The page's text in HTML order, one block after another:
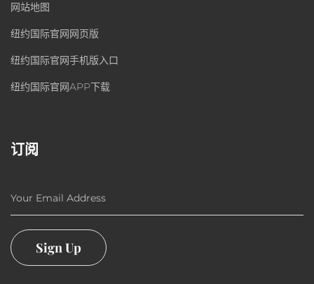
网站地图
纽约国际官网网页版
纽约国际官网手机版入口
纽约国际官网APP下载
订阅
Your Email Address
Sign Up